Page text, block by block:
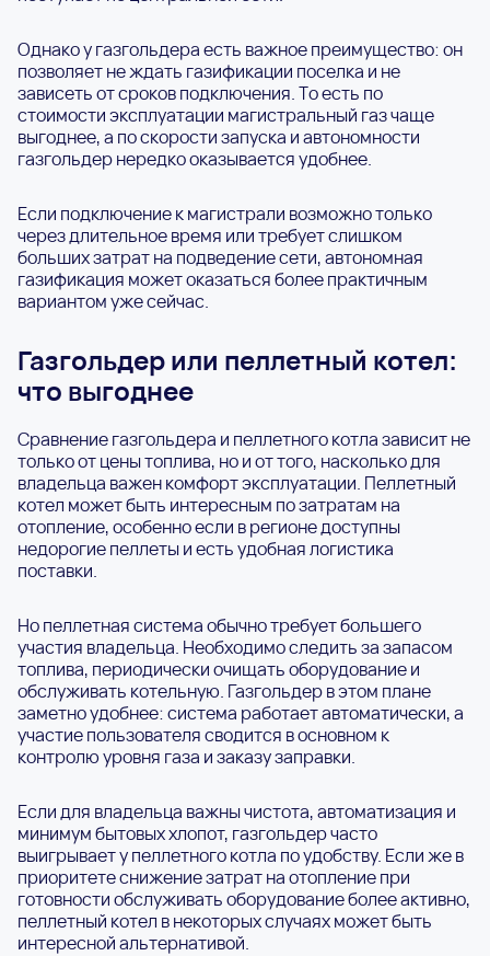
Однако у газгольдера есть важное преимущество: он
позволяет не ждать газификации поселка и не
зависеть от сроков подключения. То есть по
стоимости эксплуатации магистральный газ чаще
выгоднее, а по скорости запуска и автономности
газгольдер нередко оказывается удобнее.
Если подключение к магистрали возможно только
через длительное время или требует слишком
больших затрат на подведение сети, автономная
газификация может оказаться более практичным
вариантом уже сейчас.
Газгольдер или пеллетный котел:
что выгоднее
Сравнение газгольдера и пеллетного котла зависит не
только от цены топлива, но и от того, насколько для
владельца важен комфорт эксплуатации. Пеллетный
котел может быть интересным по затратам на
отопление, особенно если в регионе доступны
недорогие пеллеты и есть удобная логистика
поставки.
Но пеллетная система обычно требует большего
участия владельца. Необходимо следить за запасом
топлива, периодически очищать оборудование и
обслуживать котельную. Газгольдер в этом плане
заметно удобнее: система работает автоматически, а
участие пользователя сводится в основном к
контролю уровня газа и заказу заправки.
Если для владельца важны чистота, автоматизация и
минимум бытовых хлопот, газгольдер часто
выигрывает у пеллетного котла по удобству. Если же в
приоритете снижение затрат на отопление при
готовности обслуживать оборудование более активно,
пеллетный котел в некоторых случаях может быть
интересной альтернативой.